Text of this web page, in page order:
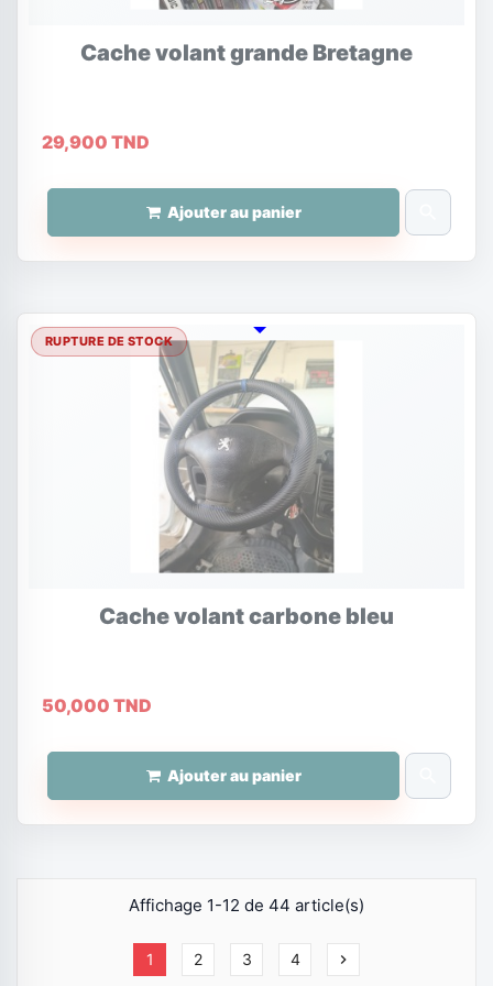
Cache volant grande Bretagne
29,900 TND
Ajouter au panier
Cache volant carbone bleu
50,000 TND
Ajouter au panier
RUPTURE DE STOCK
Affichage 1-12 de 44 article(s)
1 2 3 4 chevron_right